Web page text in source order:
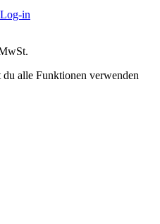
in
alle Funktionen verwenden